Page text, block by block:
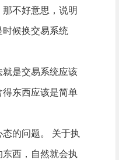
不好意思，说明
候换交易系统
是交易系统应该
东西应该是简单
的问题。 关于执
西，自然就会执